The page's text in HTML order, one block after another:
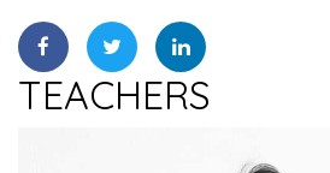
TEACHERS